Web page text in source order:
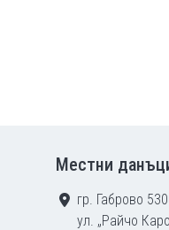
Местни
гр. Габрово
ул. „Райчо